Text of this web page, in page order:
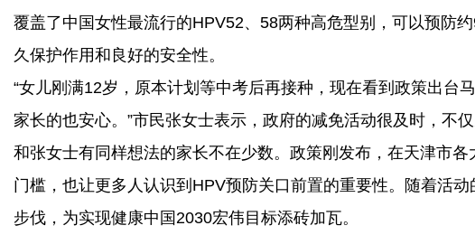
覆盖了中国女性最流行的HPV52、58两种高危型别，可以预防
久保护作用和良好的安全性。
“女儿刚满12岁，原本计划等中考后再接种，现在看到政策出
家长的也安心。”市民张女士表示，政府的减免活动很及时，不
和张女士有同样想法的家长不在少数。政策刚发布，在天津市
门槛，也让更多人认识到HPV预防关口前置的重要性。随着活
步伐，为实现健康中国2030宏伟目标添砖加瓦。